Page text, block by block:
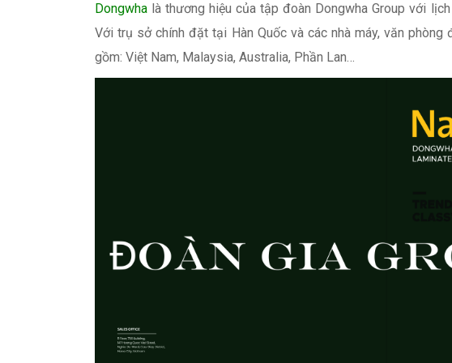
Dongwha là thương hiệu của tập đoàn Dongwha Group với
Với trụ sở chính đặt tại Hàn Quốc và các nhà máy, văn
gồm: Việt Nam, Malaysia, Australia, Phần Lan…